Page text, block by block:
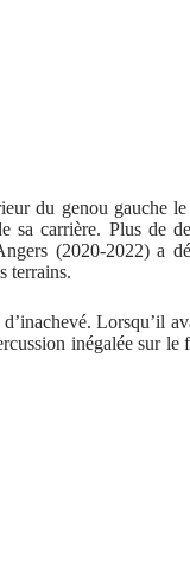
du genou gauche
carrière. Plus de
(2020-2022) a
terrains.
Lorsqu’il
inégalée sur le